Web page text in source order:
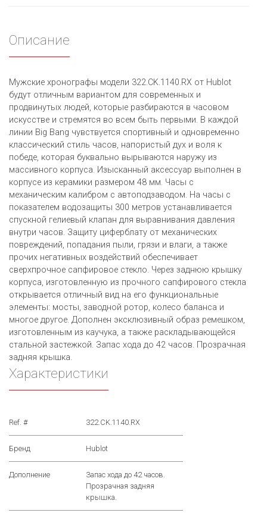
Описание
Мужские хронографы модели 322.CK.1140.RX от Hublot
будут отличным вариантом для современных и
продвинутых людей, которые разбираются в часовом
искусстве и стремятся во всем быть первыми. В каждой
линии Big Bang чувствуется спортивный и одновременно
классический стиль часов, напористый дух и воля к
победе, которая буквально вырываются наружу из
массивного корпуса. Изысканный аксессуар выполнен в
корпусе из керамики размером 48 мм. Часы с
механическим калибром с автоподзаводом. На часы с
показателем водозащиты 300 метров устанавливается
спускной гелиевый клапан для выравнивания давления
внутри часов. Защиту циферблату от механических
повреждений, попадания пыли, грязи и влаги, а также
прочих негативных воздействий обеспечивает
сверхпрочное сапфировое стекло. Через заднюю крышку
корпуса, изготовленную из прочного сапфирового стекла
открывается отличный вид на его функциональные
элементы: мосты, заводной ротор, колесо баланса и
многое другое. Дополнен эксклюзивный образ ремешком,
изготовленным из каучука, а также раскладывающейся
стальной застежкой. Запас хода до 42 часов. Прозрачная
задняя крышка.
Характеристики
Ref. # 322.CK.1140.RX
Бренд Hublot
Дополнение
Запас хода до 42 часов.
Прозрачная задняя
крышка.